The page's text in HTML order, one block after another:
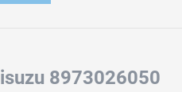
isuzu 8973026050